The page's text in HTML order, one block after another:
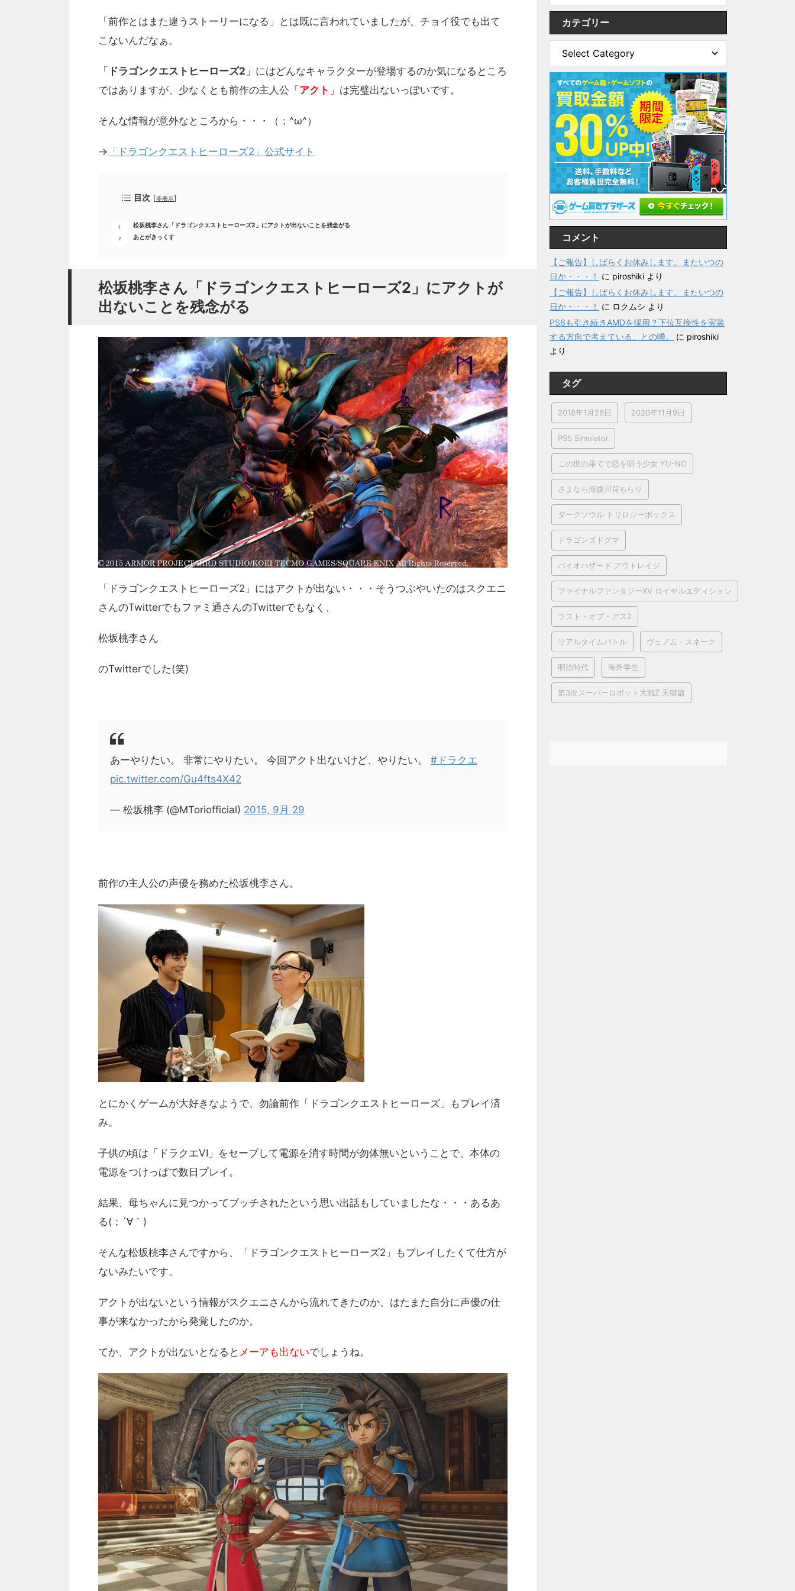
「前作とはまた違うストーリーになる」とは既に言われていましたが、チョイ役でも出て
こないんだなぁ。
「 ドラゴンクエストヒーローズ2 」にはどんなキャラクターが登場するのか気になるところ
ではありますが、少なくとも前作の主人公 「アクト 」 は完璧出ないっぽいです。
そんな情報が意外なところから・・・（；^ω^）
→ 「ドラゴンクエストヒーローズ2」公式サイト
目次 [非表示]
松坂桃李さん「ドラゴンクエストヒーローズ2」にアクトが出ないことを残念がる
あとがきっくす
松坂桃李さん「ドラゴンクエストヒーローズ2」にアクトが
出ないことを残念がる
「ドラゴンクエストヒーローズ2」にはアクトが出ない・・・そうつぶやいたのはスクエニ
さんのTwitterでもファミ通さんのTwitterでもなく、
松坂桃李さん
のTwitterでした(笑)
あーやりたい。 非常にやりたい。 今回アクト出ないけど、やりたい。 #ドラクエ
pic.twitter.com/Gu4fts4X42
— 松坂桃李 (@MToriofficial) 2015, 9月 29
前作の主人公の声優を務めた松坂桃李さん。
とにかくゲームが大好きなようで、勿論前作「ドラゴンクエストヒーローズ」もプレイ済
み。
子供の頃は「ドラクエVI」をセーブして電源を消す時間が勿体無いということで、本体の
電源をつけっぱで数日プレイ。
結果、母ちゃんに見つかってブッチされたという思い出話もしていましたな・・・あるあ
る(；´∀｀)
そんな松坂桃李さんですから、「ドラゴンクエストヒーローズ2」もプレイしたくて仕方が
ないみたいです。
アクトが出ないという情報がスクエニさんから流れてきたのか、はたまた自分に声優の仕
事が来なかったから発覚したのか。
てか、アクトが出ないとなると メーアも出ないでしょうね。
カテゴリー
コメント
【ご報告】しばらくお休みします。またいつの
日か・・・！
に piroshiki より
【ご報告】しばらくお休みします。またいつの
日か・・・！
に ロクムシ より
PS6も引き続きAMDを採用？下位互換性を実装
する方向で考えている、との噂。
に piroshiki
より
タグ
2018年1月28日 2020年11月9日
PS5 Simulator
この世の果てで恋を唄う少女 YU-NO
さよなら海腹川背ちらり
ダークソウル トリロジーボックス
ドラゴンズドグマ
バイオハザード アウトレイジ
ファイナルファンタジーXV ロイヤルエディション
ラスト・オブ・アス2
リアルタイムバトル ヴェノム・スネーク
明治時代 海外学生
第3次スーパーロボット大戦Z 天獄篇